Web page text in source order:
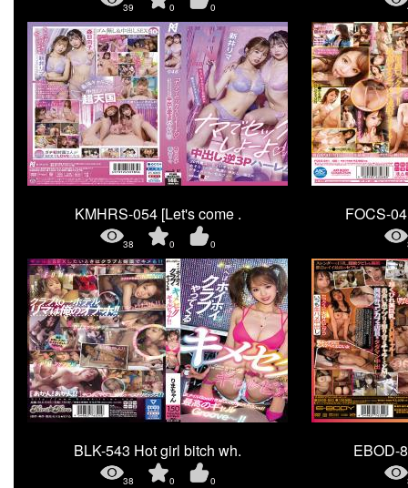
39 0 0
KMHRS-054 [Let's come .
38 0 0
FOCS-
BLK-543 Hot girl bitch wh.
38 0 0
EBOD-